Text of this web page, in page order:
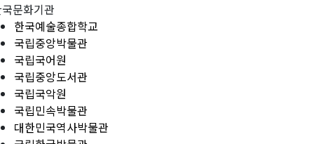
문화기관
한국예술종합학교
국립중앙박물관
국립국어원
국립중앙도서관
국립국악원
국립민속박물관
대한민국역사박물관